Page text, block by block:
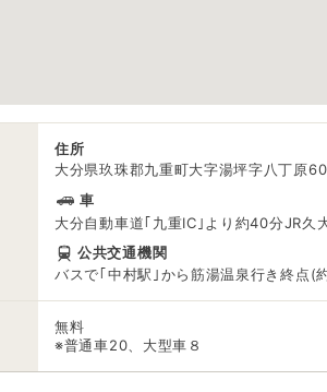
住所
大分県玖珠郡九重町大字湯坪字八丁原
車
大分自動車道｢九重IC｣より約40分JR久
公共交通機関
バスで｢中村駅｣から筋湯温泉行き終点(
無料
※普通車20、大型車８